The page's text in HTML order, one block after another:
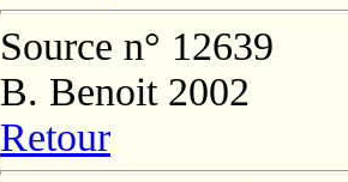
Source n° 12639
B. Benoit 2002
Retour